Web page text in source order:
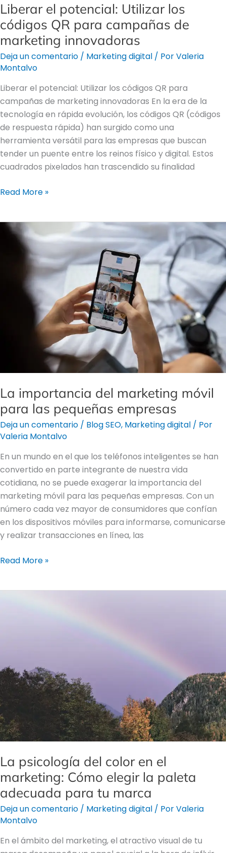
Liberar el potencial: Utilizar los
códigos QR para campañas de
marketing innovadoras
Deja un comentario / Marketing digital / PorValeria
Montalvo
Liberar el potencial: Utilizar los códigos QR para
campañas de marketing innovadoras En la era de la
tecnología en rápida evolución, los códigos QR (códigos
de respuesta rápida) han surgido como una
herramienta versátil para las empresas que buscan
tender un puente entre los reinos físico y digital. Estos
cuadrados pixelados han trascendido su finalidad
marketing
innovadoras
Read More »
La importancia del marketing móvil
para las pequeñas empresas
Deja un comentario / Blog SEO, Marketing digital / Por
Valeria Montalvo
En un mundo en el que los teléfonos inteligentes se han
convertido en parte integrante de nuestra vida
cotidiana, no se puede exagerar la importancia del
marketing móvil para las pequeñas empresas. Con un
número cada vez mayor de consumidores que confían
en los dispositivos móviles para informarse, comunicarse
y realizar transacciones en línea, las
La
importancia
marketing
empresas
Read More »
La psicología del color en el
marketing: Cómo elegir la paleta
adecuada para tu marca
Deja un comentario / Marketing digital / PorValeria
Montalvo
En el ámbito del marketing, el atractivo visual de tu
marketing:
Cómo
elegir
la
paleta
adecuada
para
tu
marca